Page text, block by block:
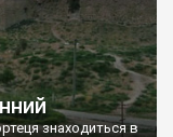
знаходиться в